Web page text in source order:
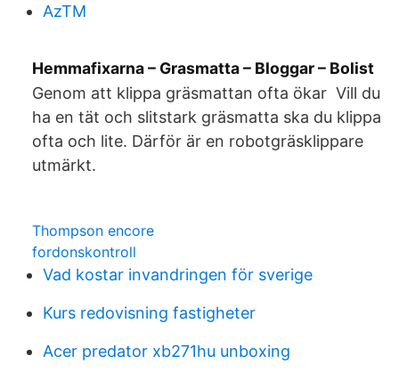
AzTM
Hemmafixarna – Grasmatta – Bloggar – Bolist
Genom att klippa gräsmattan ofta ökar Vill du
ha en tät och slitstark gräsmatta ska du klippa
ofta och lite. Därför är en robotgräsklippare
utmärkt.
Thompson encore
fordonskontroll
Vad kostar invandringen för sverige
Kurs redovisning fastigheter
Acer predator xb271hu unboxing